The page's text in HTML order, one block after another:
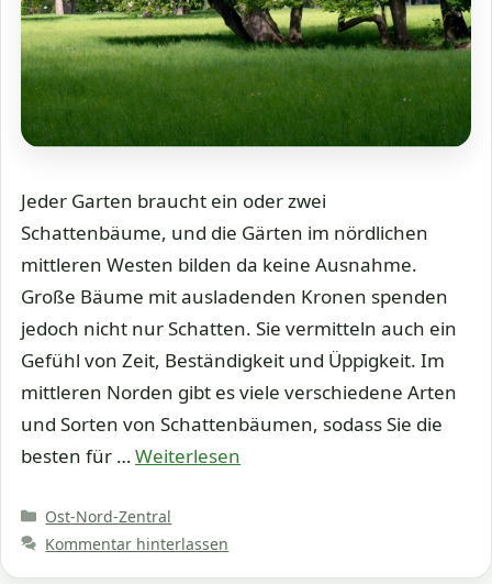
Jeder Garten braucht ein oder zwei
Schattenbäume, und die Gärten im nördlichen
mittleren Westen bilden da keine Ausnahme.
Große Bäume mit ausladenden Kronen spenden
jedoch nicht nur Schatten. Sie vermitteln auch ein
Gefühl von Zeit, Beständigkeit und Üppigkeit. Im
mittleren Norden gibt es viele verschiedene Arten
und Sorten von Schattenbäumen, sodass Sie die
besten für …Weiterlesen
Kategorien
Ost-Nord-Zentral
Kommentar hinterlassen